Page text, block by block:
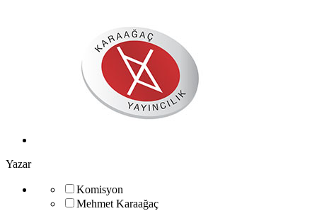
Yazar
Komisyon
Mehmet Karaağaç